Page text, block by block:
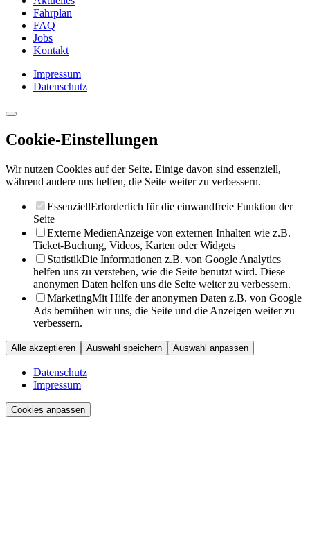
Fahrplan
FAQ
Jobs
Kontakt
Impressum
Datenschutz
Cookie-Einstellungen
Wir nutzen Cookies auf der Seite. Einige davon sind essenziell,
während andere uns helfen, die Seite weiter zu verbessern.
EssenziellErforderlich für die einwandfreie Funktion der
Seite
Externe MedienAnzeige von externen Inhalten wie z.B.
Ticket-Buchung, Videos, Karten oder Widgets
StatistikDie Informationen z.B. von Google Analytics
helfen uns zu verstehen, wie die Seite benutzt wird. Diese
anonymen Daten helfen uns die Seite weiter zu verbessern.
MarketingMit Hilfe der anonymen Daten z.B. von Google
Ads bemühen wir uns, die Seite und die Anzeigen weiter zu
verbessern.
Alle akzeptieren Auswahl speichern Auswahl anpassen
Datenschutz
Impressum
Cookies anpassen